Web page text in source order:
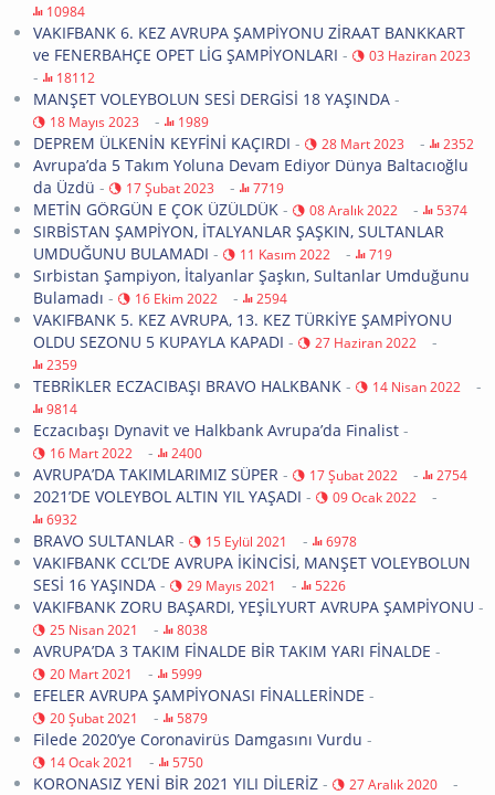
10984
VAKIFBANK 6. KEZ AVRUPA ŞAMPİYONU ZİRAAT BANKKART
ve FENERBAHÇE OPET LİG ŞAMPİYONLARI - 03 Haziran 2023
- 18112
MANŞET VOLEYBOLUN SESİ DERGİSİ 18 YAŞINDA -
18 Mayıs 2023 - 1989
DEPREM ÜLKENİN KEYFİNİ KAÇIRDI - 28 Mart 2023 - 2352
Avrupa’da 5 Takım Yoluna Devam Ediyor Dünya Baltacıoğlu
da Üzdü - 17 Şubat 2023 - 7719
METİN GÖRGÜN E ÇOK ÜZÜLDÜK - 08 Aralık 2022 - 5374
SIRBİSTAN ŞAMPİYON, İTALYANLAR ŞAŞKIN, SULTANLAR
UMDUĞUNU BULAMADI - 11 Kasım 2022 - 719
Sırbistan Şampiyon, İtalyanlar Şaşkın, Sultanlar Umduğunu
Bulamadı - 16 Ekim 2022 - 2594
VAKIFBANK 5. KEZ AVRUPA, 13. KEZ TÜRKİYE ŞAMPİYONU
OLDU SEZONU 5 KUPAYLA KAPADI - 27 Haziran 2022 -
2359
TEBRİKLER ECZACIBAŞI BRAVO HALKBANK - 14 Nisan 2022 -
9814
Eczacıbaşı Dynavit ve Halkbank Avrupa’da Finalist -
16 Mart 2022 - 2400
AVRUPA’DA TAKIMLARIMIZ SÜPER - 17 Şubat 2022 - 2754
2021’DE VOLEYBOL ALTIN YIL YAŞADI - 09 Ocak 2022 -
6932
BRAVO SULTANLAR - 15 Eylül 2021 - 6978
VAKIFBANK CCL’DE AVRUPA İKİNCİSİ, MANŞET VOLEYBOLUN
SESİ 16 YAŞINDA - 29 Mayıs 2021 - 5226
VAKIFBANK ZORU BAŞARDI, YEŞİLYURT AVRUPA ŞAMPİYONU -
25 Nisan 2021 - 8038
AVRUPA’DA 3 TAKIM FİNALDE BİR TAKIM YARI FİNALDE -
20 Mart 2021 - 5999
EFELER AVRUPA ŞAMPİYONASI FİNALLERİNDE -
20 Şubat 2021 - 5879
Filede 2020’ye Coronavirüs Damgasını Vurdu -
14 Ocak 2021 - 5750
KORONASIZ YENİ BİR 2021 YILI DİLERİZ - 27 Aralık 2020 -